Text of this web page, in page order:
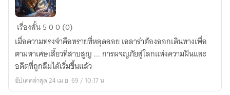
นาฬิกา
ทราย
แห่ง
ความ
ทรง
จำ
เรื่องสั้น500 (0)
เมื่อความทรงจำคือทรายที่หลุดลอย เอลาร่าต้องออกเดินทางเพื่อ
ตามหาเศษเสี้ยวที่สาบสูญ ... การผจญภัยสู่โลกแห่งความฝันและ
อดีตที่ถูกลืมได้เริ่มขึ้นแล้ว
อัปเดตล่าสุด 24 เม.ย. 69 / 10:17 น.